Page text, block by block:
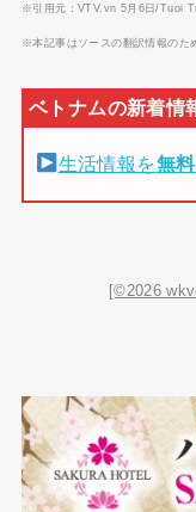
※引用元：VTV.vn 5月6日/Tuoi
※本記事はソースの翻訳情報のた
生活情報を無料
[©2026